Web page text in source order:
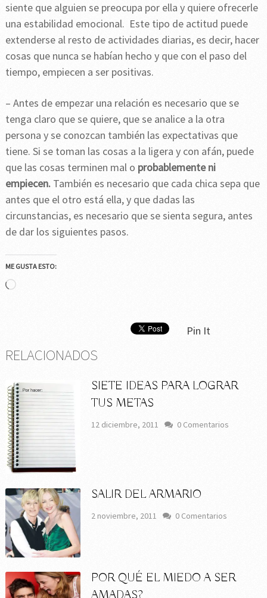
siente que alguien se preocupa por ella y quiere ofrecerle
una estabilidad emocional. Este tipo de actitud puede
extenderse al resto de actividades diarias, es decir, hacer
cosas que nunca se habían hecho y que con el paso del
tiempo, empiecen a ser positivas.
– Antes de empezar una relación es necesario que se
tenga claro que se quiere, que se analice a la otra
persona y se conozcan también las expectativas que
tiene. Si se toman las cosas a la ligera y con afán, puede
que las cosas terminen mal o probablemente ni
empiecen. También es necesario que cada chica sepa que
antes que el otro está ella, y que dadas las
circunstancias, es necesario que se sienta segura, antes
de dar los siguientes pasos.
ME GUSTA ESTO:
Cargando...
Pin It
RELACIONADOS
SIETE IDEAS PARA LOGRAR
TUS METAS
12 diciembre, 2011 0 Comentarios
SALIR DEL ARMARIO
2 noviembre, 2011 0 Comentarios
POR QUÉ EL MIEDO A SER